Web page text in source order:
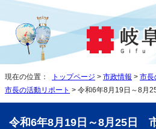
現在の位置： トップページ > 市政情報 > 市長
市長の活動リポート > 令和6年8月19日～8月
令和6年8月19日～8月25日